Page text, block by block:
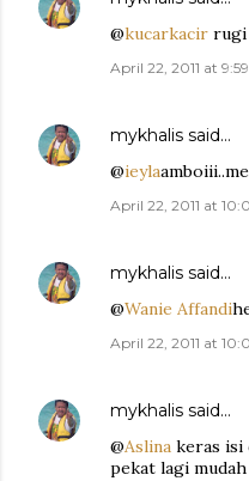
@kucarkacir rugi
April 22, 2011 at
mykhalis said…
@ieyla
April 22, 2011 at
mykhalis said…
@Wanie Affandi
April 22, 2011 at
mykhalis said…
@Aslina keras isi
pekat lagi